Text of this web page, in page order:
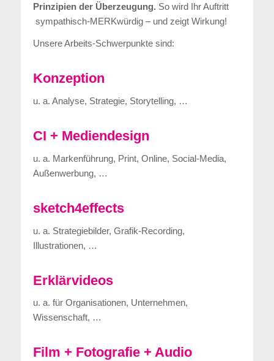
Prinzipien der Überzeugung. So wird Ihr Auftritt
sympathisch-MERKwürdig – und zeigt Wirkung!
Unsere Arbeits-Schwerpunkte sind:
Konzeption
u. a. Analyse, Strategie, Storytelling, …
CI + Mediendesign
u. a. Markenführung, Print, Online, Social-Media,
Außenwerbung, …
sketch4effects
u. a. Strategiebilder, Grafik-Recording,
Illustrationen, …
Erklärvideos
u. a. für Organisationen, Unternehmen,
Wissenschaft, …
Film + Fotografie + Audio